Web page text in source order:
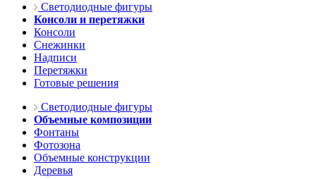
Светодиодные фигуры
Консоли и перетяжки
Консоли
Снежинки
Надписи
Перетяжки
Готовые решения
Светодиодные фигуры
Объемные композиции
Фонтаны
Фотозона
Объемные конструкции
Деревья